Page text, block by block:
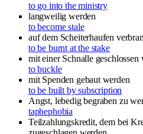
to go into the ministry
langweilig werden
to become stale
auf dem Scheiterhaufen
to be burnt at the stake
mit einer Schnalle geschlossen
to buckle
mit Spenden gebaut werden
to be built by subscription
Angst, lebedig begraben zu
taphephobia
Teilzahlungskredit, dem bei